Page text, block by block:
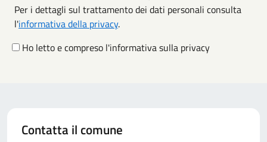
Per i dettagli sul trattamento dei dati personali consulta
l'informativa della privacy.
Ho letto e compreso l'informativa sulla privacy
Contatta il comune